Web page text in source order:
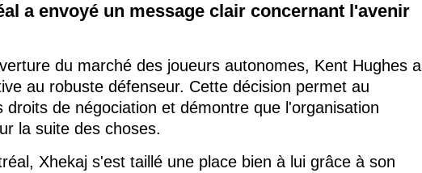
a envoyé un message clair concernant l'avenir
du marché des joueurs autonomes, Kent Hughes a
au robuste défenseur. Cette décision permet au
droits de négociation et démontre que l'organisation
la suite des choses.
Xhekaj s'est taillé une place bien à lui grâce à son